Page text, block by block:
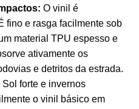
O vinil é
fino e rasga facilmente sob
material TPU espesso e
ativamente os
e detritos da estrada.
Sol forte e invernos
o vinil básico em